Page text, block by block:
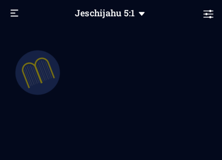
Jeschijahu 5:1